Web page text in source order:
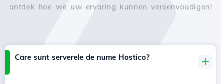
ontdek hoe we uw ervaring kunnen vereenvoudigen!
Care sunt serverele de nume Hostico?